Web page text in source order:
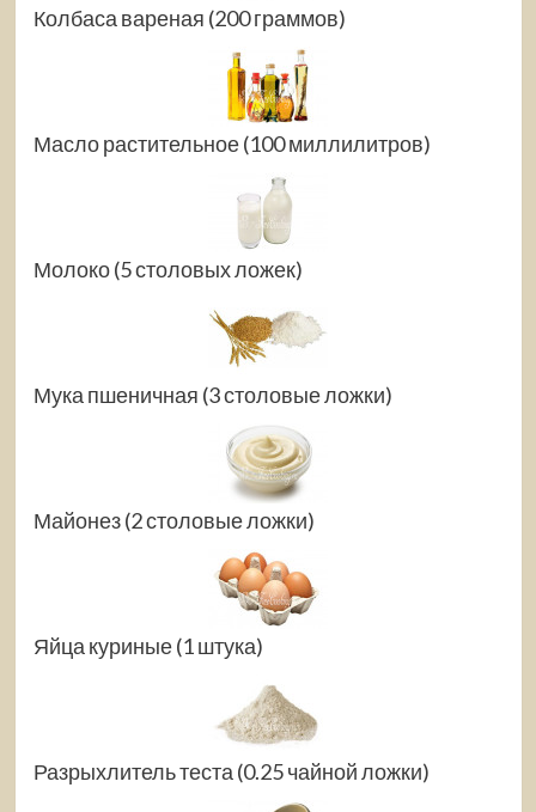
Колбаса вареная (200 граммов)
Масло растительное (100 миллилитров)
Молоко (5 столовых ложек)
Мука пшеничная (3 столовые ложки)
Майонез (2 столовые ложки)
Яйца куриные (1 штука)
Разрыхлитель теста (0.25 чайной ложки)